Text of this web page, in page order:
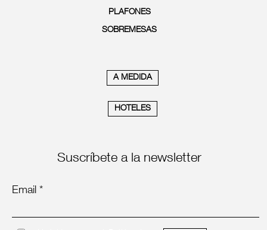
PLAFONES
SOBREMESAS
A MEDIDA
HOTELES
Suscríbete a la newsletter
Email *